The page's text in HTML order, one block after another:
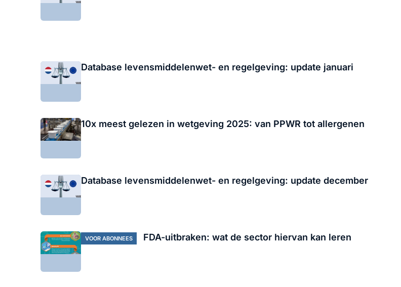
Database levensmiddelenwet- en regelgeving: update januari
10x meest gelezen in wetgeving 2025: van PPWR tot allergenen
Database levensmiddelenwet- en regelgeving: update december
VOOR ABONNEES FDA-uitbraken: wat de sector hiervan kan leren